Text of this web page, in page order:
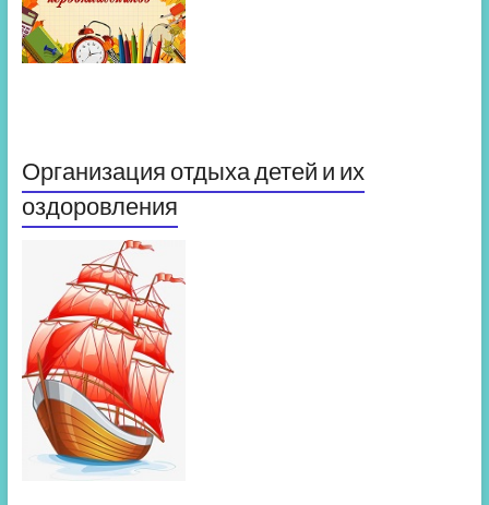
Организация отдыха детей и их
оздоровления